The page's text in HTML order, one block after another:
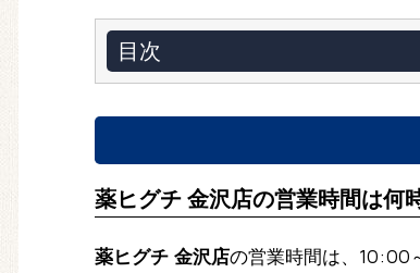
目次
薬ヒグチ 金沢店の営業時間は何
薬ヒグチ 金沢店の営業時間は、10:00